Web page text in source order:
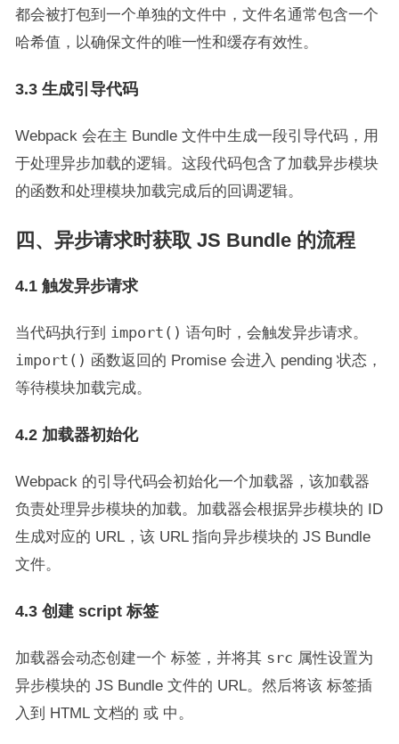
都会被打包到一个单独的文件中，文件名通常包含一个
哈希值，以确保文件的唯一性和缓存有效性。
3.3 生成引导代码
Webpack 会在主 Bundle 文件中生成一段引导代码，用
于处理异步加载的逻辑。这段代码包含了加载异步模块
的函数和处理模块加载完成后的回调逻辑。
四、异步请求时获取 JS Bundle 的流程
4.1 触发异步请求
当代码执行到 import() 语句时，会触发异步请求。
import() 函数返回的 Promise 会进入 pending 状态，
等待模块加载完成。
4.2 加载器初始化
Webpack 的引导代码会初始化一个加载器，该加载器
负责处理异步模块的加载。加载器会根据异步模块的 ID
生成对应的 URL，该 URL 指向异步模块的 JS Bundle
文件。
4.3 创建 script 标签
加载器会动态创建一个 标签，并将其 src 属性设置为
异步模块的 JS Bundle 文件的 URL。然后将该 标签插
入到 HTML 文档的 或 中。